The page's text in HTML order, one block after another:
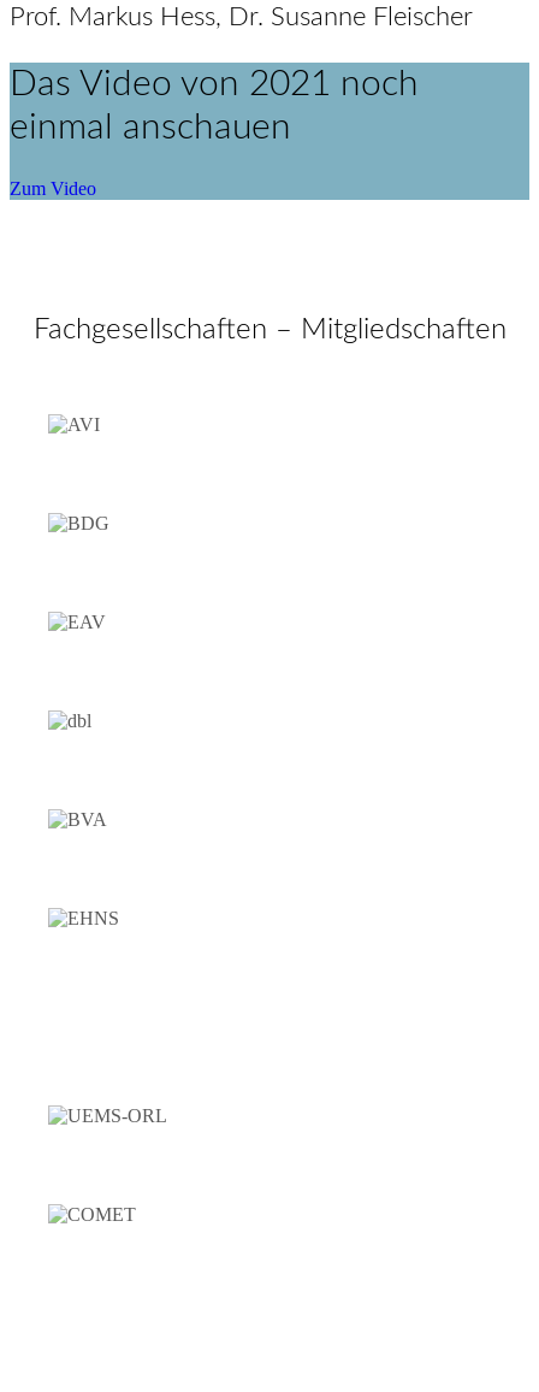
Prof. Markus Hess, Dr. Susanne Fleischer
Das Video von 2021 noch
einmal anschauen
Zum Video
Fachgesellschaften – Mitgliedschaften